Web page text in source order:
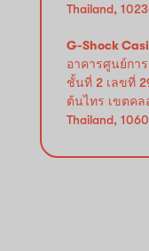
Thailand,
G-Shock
อาคารศูนย์กา
ชั้นที่ 2 เลขที่
ต้นไทร เขตคล
Thailand,